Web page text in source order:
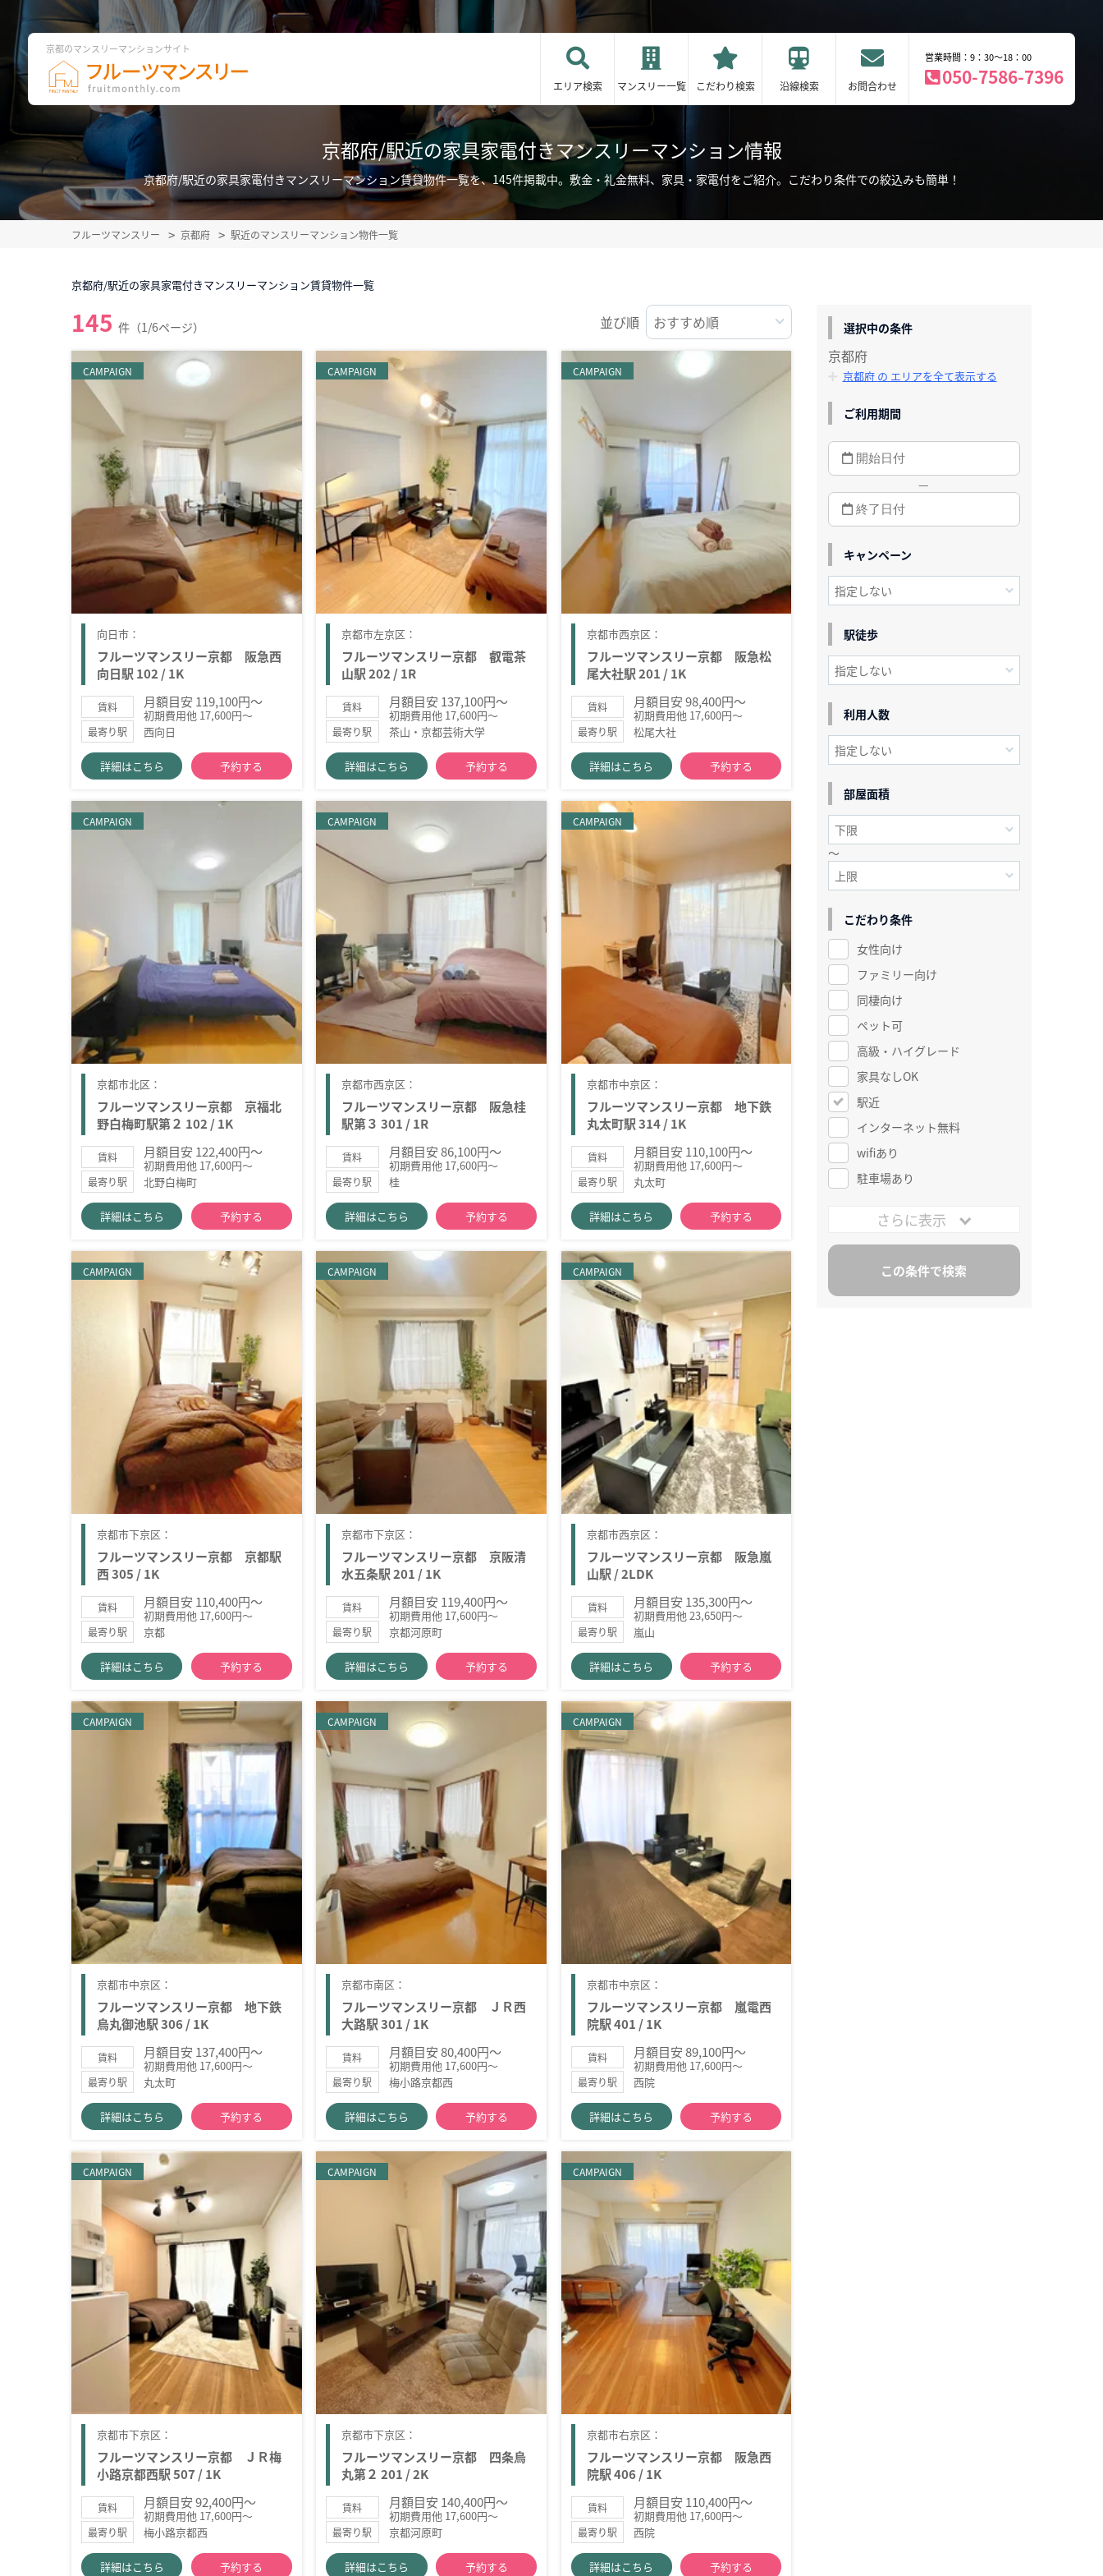
京都のマンスリーマンションサイト
エリア検索 マンスリー一覧 こだわり検索 沿線検索 お問合わせ
営業時間：9：30～18：00
050-7586-7396
京都府/駅近の家具家電付きマンスリーマンション情報
京都府/駅近の家具家電付きマンスリーマンション賃貸物件一覧を、145件掲載中。敷金・礼金無料、家具・家電付をご紹介。こだわり条件での絞込みも簡単！
フルーツマンスリー 京都府 駅近のマンスリーマンション物件一覧
京都府/駅近の家具家電付きマンスリーマンション賃貸物件一覧
145 件（1/6ページ） 並び順
CAMPAIGN
向日市：
フルーツマンスリー京都 阪急西
向日駅 102 / 1K
賃料 月額目安 119,100円～
初期費用他 17,600円～
最寄り駅 西向日
詳細はこちら 予約する
CAMPAIGN
京都市左京区：
フルーツマンスリー京都 叡電茶
山駅 202 / 1R
賃料 月額目安 137,100円～
初期費用他 17,600円～
最寄り駅 茶山・京都芸術大学
詳細はこちら 予約する
CAMPAIGN
京都市西京区：
フルーツマンスリー京都 阪急松
尾大社駅 201 / 1K
賃料 月額目安 98,400円～
初期費用他 17,600円～
最寄り駅 松尾大社
詳細はこちら 予約する
CAMPAIGN
京都市北区：
フルーツマンスリー京都 京福北
野白梅町駅第２ 102 / 1K
賃料 月額目安 122,400円～
初期費用他 17,600円～
最寄り駅 北野白梅町
詳細はこちら 予約する
CAMPAIGN
京都市西京区：
フルーツマンスリー京都 阪急桂
駅第３ 301 / 1R
賃料 月額目安 86,100円～
初期費用他 17,600円～
最寄り駅 桂
詳細はこちら 予約する
CAMPAIGN
京都市中京区：
フルーツマンスリー京都 地下鉄
丸太町駅 314 / 1K
賃料 月額目安 110,100円～
初期費用他 17,600円～
最寄り駅 丸太町
詳細はこちら 予約する
CAMPAIGN
京都市下京区：
フルーツマンスリー京都 京都駅
西 305 / 1K
賃料 月額目安 110,400円～
初期費用他 17,600円～
最寄り駅 京都
詳細はこちら 予約する
CAMPAIGN
京都市下京区：
フルーツマンスリー京都 京阪清
水五条駅 201 / 1K
賃料 月額目安 119,400円～
初期費用他 17,600円～
最寄り駅 京都河原町
詳細はこちら 予約する
CAMPAIGN
京都市西京区：
フルーツマンスリー京都 阪急嵐
山駅 / 2LDK
賃料 月額目安 135,300円～
初期費用他 23,650円～
最寄り駅 嵐山
詳細はこちら 予約する
CAMPAIGN
京都市中京区：
フルーツマンスリー京都 地下鉄
烏丸御池駅 306 / 1K
賃料 月額目安 137,400円～
初期費用他 17,600円～
最寄り駅 丸太町
詳細はこちら 予約する
CAMPAIGN
京都市南区：
フルーツマンスリー京都 ＪＲ西
大路駅 301 / 1K
賃料 月額目安 80,400円～
初期費用他 17,600円～
最寄り駅 梅小路京都西
詳細はこちら 予約する
CAMPAIGN
京都市中京区：
フルーツマンスリー京都 嵐電西
院駅 401 / 1K
賃料 月額目安 89,100円～
初期費用他 17,600円～
最寄り駅 西院
詳細はこちら 予約する
CAMPAIGN
京都市下京区：
フルーツマンスリー京都 ＪＲ梅
小路京都西駅 507 / 1K
賃料 月額目安 92,400円～
初期費用他 17,600円～
最寄り駅 梅小路京都西
詳細はこちら 予約する
CAMPAIGN
京都市下京区：
フルーツマンスリー京都 四条烏
丸第２ 201 / 2K
賃料 月額目安 140,400円～
初期費用他 17,600円～
最寄り駅 京都河原町
詳細はこちら 予約する
CAMPAIGN
京都市右京区：
フルーツマンスリー京都 阪急西
院駅 406 / 1K
賃料 月額目安 110,400円～
初期費用他 17,600円～
最寄り駅 西院
詳細はこちら 予約する
選択中の条件
京都府
京都府 の エリアを全て表示する
ご利用期間
—
キャンペーン
駅徒歩
利用人数
部屋面積
～
こだわり条件
女性向け
ファミリー向け
同棲向け
ペット可
高級・ハイグレード
家具なしOK
駅近
インターネット無料
wifiあり
駐車場あり
さらに表示